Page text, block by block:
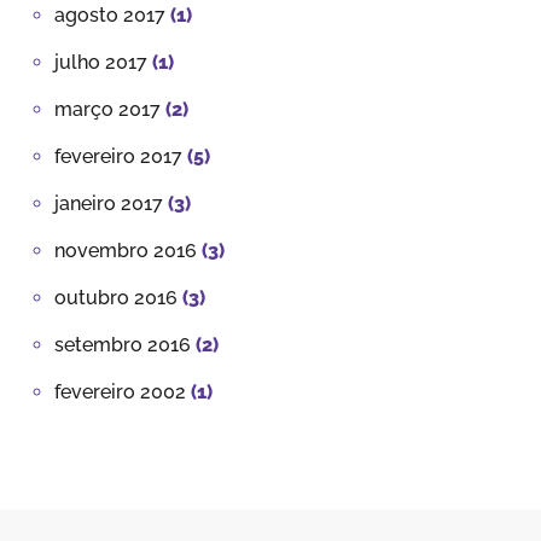
agosto 2017 (1)
julho 2017 (1)
março 2017 (2)
fevereiro 2017 (5)
janeiro 2017 (3)
novembro 2016 (3)
outubro 2016 (3)
setembro 2016 (2)
fevereiro 2002 (1)